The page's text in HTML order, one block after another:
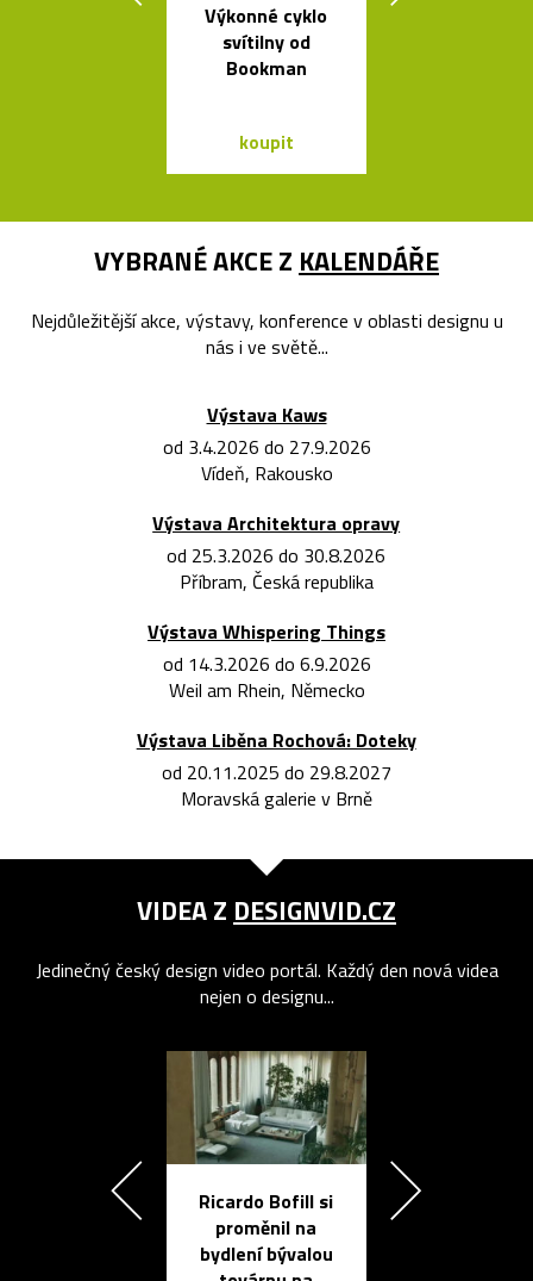
Výkonné cyklo
svítilny od
Bookman
koupit
VYBRANÉ AKCE Z KALENDÁŘE
Nejdůležitější akce, výstavy, konference v oblasti designu u
nás i ve světě...
Výstava Kaws
od 3.4.2026 do 27.9.2026
Vídeň, Rakousko
Výstava Architektura opravy
od 25.3.2026 do 30.8.2026
Příbram, Česká republika
Výstava Whispering Things
od 14.3.2026 do 6.9.2026
Weil am Rhein, Německo
Výstava Liběna Rochová: Doteky
od 20.11.2025 do 29.8.2027
Moravská galerie v Brně
VIDEA Z DESIGNVID.CZ
Jedinečný český design video portál. Každý den nová videa
nejen o designu...
Ricardo Bofill si
proměnil na
bydlení bývalou